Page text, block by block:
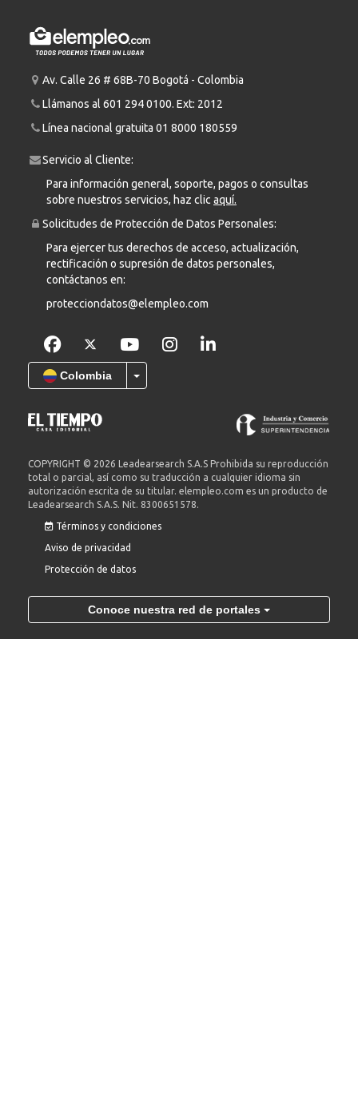
Av. Calle 26 # 68B-70 Bogotá - Colombia
Llámanos al 601 294 0100. Ext: 2012
Línea nacional gratuita 01 8000 180559
Servicio al Cliente:
Para información general, soporte, pagos o consultas
sobre nuestros servicios, haz clic aquí.
Solicitudes de Protección de Datos Personales:
Para ejercer tus derechos de acceso, actualización,
rectificación o supresión de datos personales,
contáctanos en:
protecciondatos@elempleo.com
Colombia
COPYRIGHT © 2026 Leadearsearch S.A.S Prohibida su reproducción
total o parcial, así como su traducción a cualquier idioma sin
autorización escrita de su titular. elempleo.com es un producto de
Leadearsearch S.A.S. Nit. 8300651578.
Términos y condiciones
Aviso de privacidad
Protección de datos
Conoce nuestra red de portales